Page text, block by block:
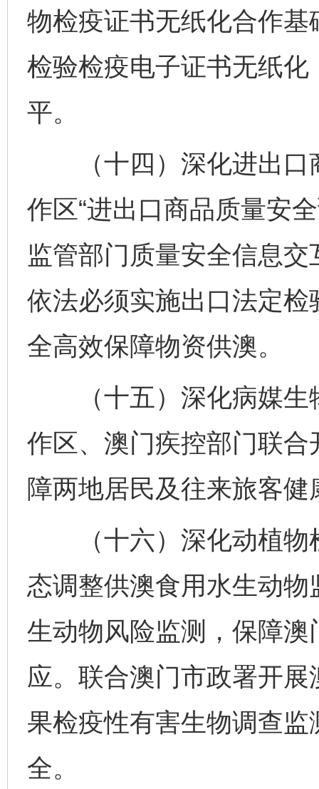
物检疫证书无纸化合作
检验检疫电子证书无纸
平。
（十四）深化进出口
作区“进出口商品质量安
监管部门质量安全信息
依法必须实施出口法定
全高效保障物资供澳。
（十五）深化病媒生
作区、澳门疾控部门联
障两地居民及往来旅客健
（十六）深化动植物
态调整供澳食用水生动
生动物风险监测，保障
应。联合澳门市政署开
果检疫性有害生物调查
全。